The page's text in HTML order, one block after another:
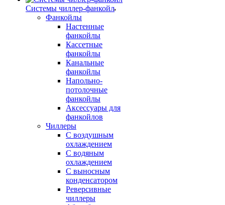
Системы чиллер-фанкойл
Фанкойлы
Настенные
фанкойлы
Кассетные
фанкойлы
Канальные
фанкойлы
Напольно-
потолочные
фанкойлы
Аксессуары для
фанкойлов
Чиллеры
С воздушным
охлаждением
С водяным
охлаждением
С выносным
конденсатором
Реверсивные
чиллеры